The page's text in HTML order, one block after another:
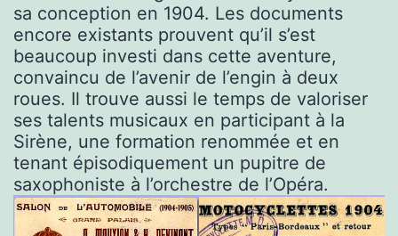
sa conception en 1904. Les documents
encore existants prouvent qu’il s’est
beaucoup investi dans cette aventure,
convaincu de l’avenir de l’engin à deux
roues. Il trouve aussi le temps de valoriser
ses talents musicaux en participant à la
Sirène, une formation renommée et en
tenant épisodiquement un pupitre de
saxophoniste à l’orchestre de l’Opéra.